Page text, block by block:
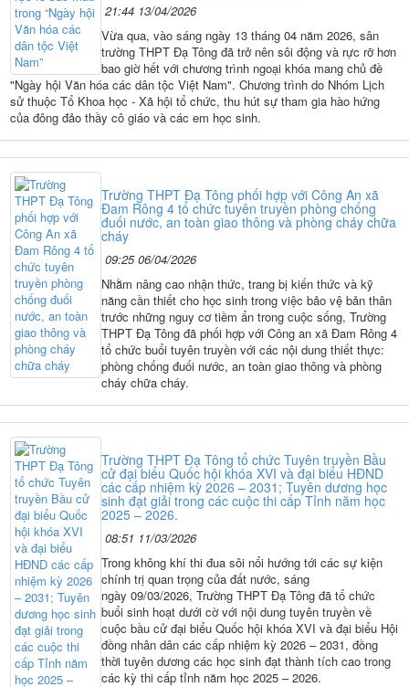
21:44 13/04/2026
Vừa qua, vào sáng ngày 13 tháng 04 năm 2026, sân
trường THPT Đạ Tông đã trở nên sôi động và rực rỡ hơn
bao giờ hết với chương trình ngoại khóa mang chủ đề
"Ngày hội Văn hóa các dân tộc Việt Nam". Chương trình do Nhóm Lịch
sử thuộc Tổ Khoa học - Xã hội tổ chức, thu hút sự tham gia hào hứng
của đông đảo thầy cô giáo và các em học sinh.
Trường THPT Đạ Tông phối hợp với Công An xã
Đam Rông 4 tổ chức tuyên truyền phòng chống
đuối nước, an toàn giao thông và phòng cháy chữa
cháy
09:25 06/04/2026
Nhằm nâng cao nhận thức, trang bị kiến thức và kỹ
năng cần thiết cho học sinh trong việc bảo vệ bản thân
trước những nguy cơ tiềm ẩn trong cuộc sống, Trường
THPT Đạ Tông đã phối hợp với Công an xã Đam Rông 4
tổ chức buổi tuyên truyền với các nội dung thiết thực:
phòng chống đuối nước, an toàn giao thông và phòng
cháy chữa cháy.
Trường THPT Đạ Tông tổ chức Tuyên truyền Bầu
cử đại biểu Quốc hội khóa XVI và đại biểu HĐND
các cấp nhiệm kỳ 2026 – 2031; Tuyên dương học
sinh đạt giải trong các cuộc thi cấp Tỉnh năm học
2025 – 2026.
08:51 11/03/2026
Trong không khí thi đua sôi nổi hướng tới các sự kiện
chính trị quan trọng của đất nước, sáng
ngày 09/03/2026, Trường THPT Đạ Tông đã tổ chức
buổi sinh hoạt dưới cờ với nội dung tuyên truyền về
cuộc bầu cử đại biểu Quốc hội khóa XVI và đại biểu Hội
đồng nhân dân các cấp nhiệm kỳ 2026 – 2031, đồng
thời tuyên dương các học sinh đạt thành tích cao trong
các kỳ thi cấp tỉnh năm học 2025 – 2026.